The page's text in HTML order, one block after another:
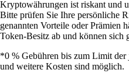
Kryptowährungen ist riskant und
Bitte prüfen Sie Ihre persönliche
genannten Vorteile oder Prämien
Token-Besitz ab und können sich
*0 % Gebühren bis zum Limit
und weitere Kosten sind möglich.